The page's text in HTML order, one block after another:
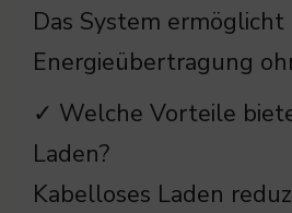
Das System
Energieübertragung
✓ Welche Vorteile
Laden?
Kabelloses Laden